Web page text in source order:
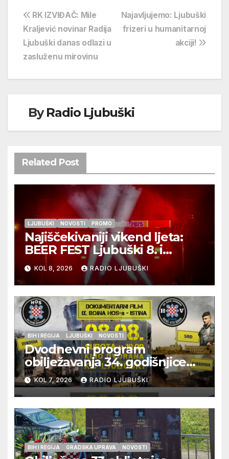
Navigacija
objava
Najavljujemo: Ljubuški
frizeri u humanitarnoj
akciji!
RK IZVIĐAČ: Mile
Kraljević novinar Radija
Ljubuški danas odlazi u
zasluženu mirovinu
ByRadio Ljubuški
Related Post
LJUBUŠKI NOVOSTI PROMO
Najiščekivaniji vikend ljeta:
BEER FEST Ljubuški 8. i
9.kolovoza
KOL 8, 2026 RADIO LJUBUŠKI
BIH I REGIJA LJUBUŠKI NOVOSTI
Dvodnevni program
obilježavanja 34. godišnjice
pogibije generala Blaža
Kraljevića i osmorice
pripadnika HOS-a
KOL 7, 2026 RADIO LJUBUŠKI
BIH I REGIJA GRADSKA UPRAVA NOVOSTI